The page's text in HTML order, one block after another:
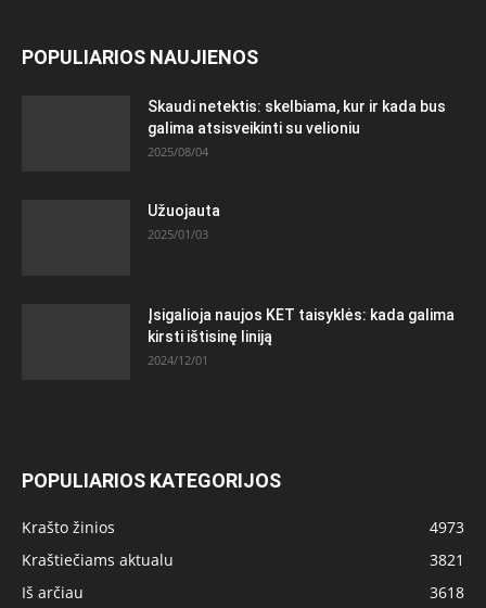
POPULIARIOS NAUJIENOS
Skaudi netektis: skelbiama, kur ir kada bus
galima atsisveikinti su velioniu
2025/08/04
Užuojauta
2025/01/03
Įsigalioja naujos KET taisyklės: kada galima
kirsti ištisinę liniją
2024/12/01
POPULIARIOS KATEGORIJOS
Krašto žinios
4973
Kraštiečiams aktualu
3821
Iš arčiau
3618